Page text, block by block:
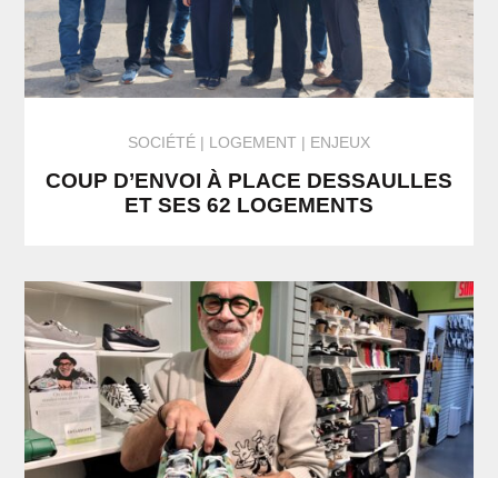
SOCIÉTÉ LOGEMENT ENJEUX
COUP D’ENVOI À PLACE DESSAULLES
ET SES 62 LOGEMENTS